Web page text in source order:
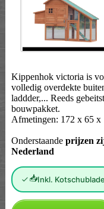
Kippenhok victoria is
volledig overdekte
laddder,... Reeds
bouwpakket.
Afmetingen: 172 x 65 x
Onderstaande prijzen
Nederland
📥Inkl. Kotschublade